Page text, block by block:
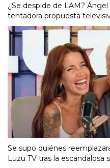
¿Se despide de LAM?
tentadora propuesta
Se supo quiénes
Luzu TV tras la escandalosa